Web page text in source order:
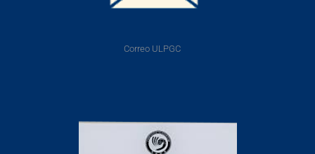
Correo ULPGC